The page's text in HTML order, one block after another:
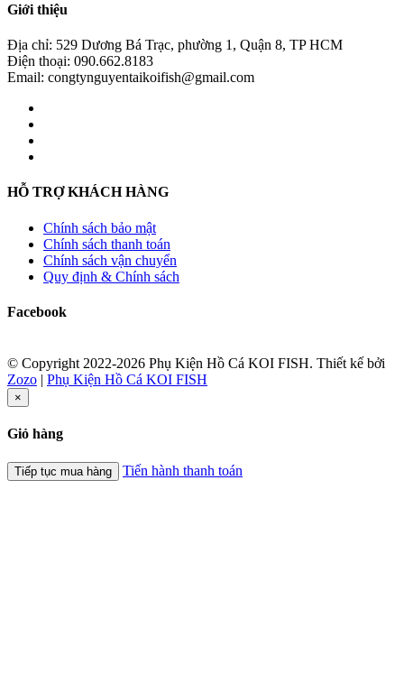
Giới thiệu
Địa chỉ: 529 Dương Bá Trạc, phường 1, Quận 8, TP HCM
Điện thoại: 090.662.8183
Email: congtynguyentaikoifish@gmail.com
HỖ TRỢ KHÁCH HÀNG
Chính sách bảo mật
Chính sách thanh toán
Chính sách vận chuyển
Quy định & Chính sách
Facebook
© Copyright 2022-2026 Phụ Kiện Hồ Cá KOI FISH. Thiết kế bởi
Zozo | Phụ Kiện Hồ Cá KOI FISH
×
Giỏ hàng
Tiếp tục mua hàng Tiến hành thanh toán